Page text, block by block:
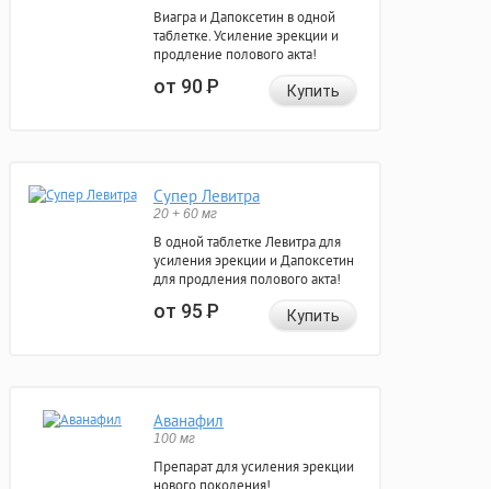
Виагра и Дапоксетин в одной
таблетке. Усиление эрекции и
продление полового акта!
от 90Р Купить
Супер Левитра
20 + 60 мг
В одной таблетке Левитра для
усиления эрекции и Дапоксетин
для продления полового акта!
от 95Р Купить
Аванафил
100 мг
Препарат для усиления эрекции